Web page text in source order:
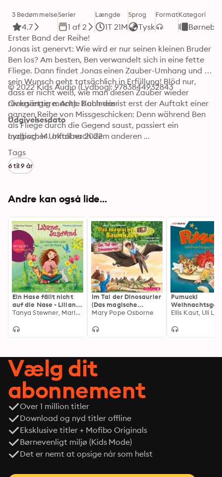
3 Bedømmelse
4.7
Serier
1 af 2
Længde
1T 21M
Sprog
Tysk
FormatKategori
Erster Band der Reihe!
Jonas ist genervt: Wie wird er nur seinen kleinen Bruder
Ben los? Am besten, Ben verwandelt sich in eine fette
Fliege. Dann findet Jonas einen Zauber-Umhang und
sein Wunsch geht tatsächlich in Erfüllung! Blöd nur,
dass er nicht weiß, wie man diesen Zauber wieder
rückgängig macht. Doch das ist erst der Auftakt einer
ganzen Reihe von Missgeschicken: Denn während Ben
als Fliege durch die Gegend saust, passiert ein
magischer Unfall nach dem anderen ...
© 2022 Kids Audio (Lydbog): 9783844932843
Oversættere: Antje Kuhlmeier
Udgivelsesdato
Lydbog: 14. oktober 2022
Tags
6 til 9 år
Andre kan også lide...
Ein Hase fällt nicht
auf die Nase - Liliane
Susewind, Band 11
Tanya Stewner, Marlene Jablonski
Im Tal der Dinosaurier
(Das magische
Baumhaus 1)
Mary Pope Osborne
Pumuckl
n
Vælg dit
abonnement
Over 1 million titler
Download og nyd titler offline
Eksklusive titler + Mofibo Originals
Børnevenligt miljø (Kids Mode)
Det er nemt at opsige når som helst